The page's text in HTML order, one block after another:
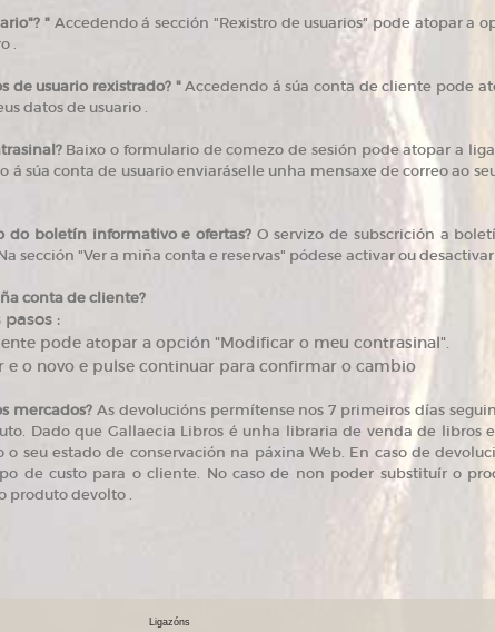
" Accedendo á sección "Rexistro de usuarios" pode atopar a
.
de usuario rexistrado? "Accedendo á súa conta de cliente pode
datos de usuario .
Baixo o formulario de comezo de sesión pode atopar a
á súa conta de usuario enviaráselle unha mensaxe de correo ao
boletín informativo e ofertas? O servizo de subscrición a
sección "Ver a miña conta e reservas" pódese activar ou
conta de cliente?
:
pode atopar a opción "Modificar o meu contrasinal".
o novo e pulse continuar para confirmar o cambio
mercados? As devolucións permítense nos 7 primeiros días
Dado que Gallaecia Libros é unha libraria de venda de libros
seu estado de conservación na páxina Web. En caso de
de custo para o cliente. No caso de non poder substituír o
produto devolto .
Ligazóns